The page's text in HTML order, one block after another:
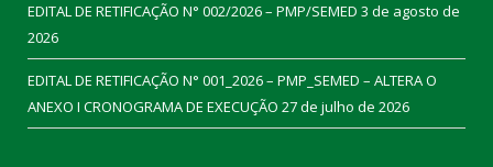
EDITAL DE RETIFICAÇÃO N° 002/2026 – PMP/SEMED 3 de agosto de
2026
EDITAL DE RETIFICAÇÃO N° 001_2026 – PMP_SEMED – ALTERA O
ANEXO I CRONOGRAMA DE EXECUÇÃO 27 de julho de 2026